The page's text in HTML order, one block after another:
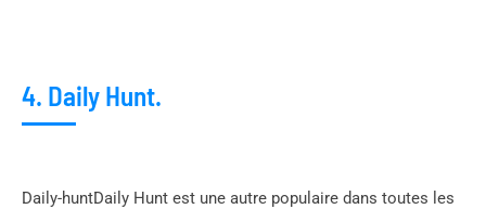
4. Daily Hunt.
Daily-huntDaily Hunt est une autre populaire dans toutes les